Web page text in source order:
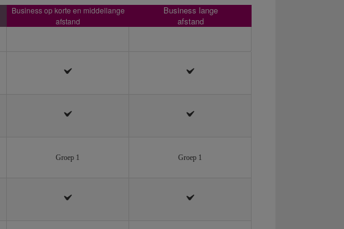
Business op korte en middellange
afstand
Business lange
afstand
Groep 1 Groep 1